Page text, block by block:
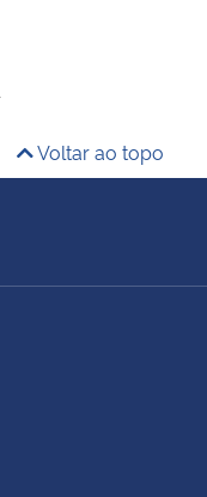
Voltar ao topo